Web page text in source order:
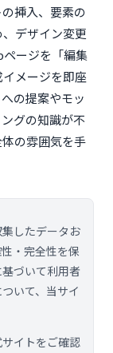
挿入、要素の
デザイン変更
ージを「編集
メージを即座
の提案やモッ
グの知識が不
の雰囲気を手
したデータお
・完全性を保
づいて利用者
いて、当サイ
イトをご確認